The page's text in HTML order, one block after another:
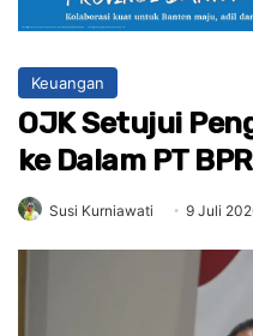
Keuangan
OJK Setujui
ke Dalam PT
Susi Kurniawati 9 Juli